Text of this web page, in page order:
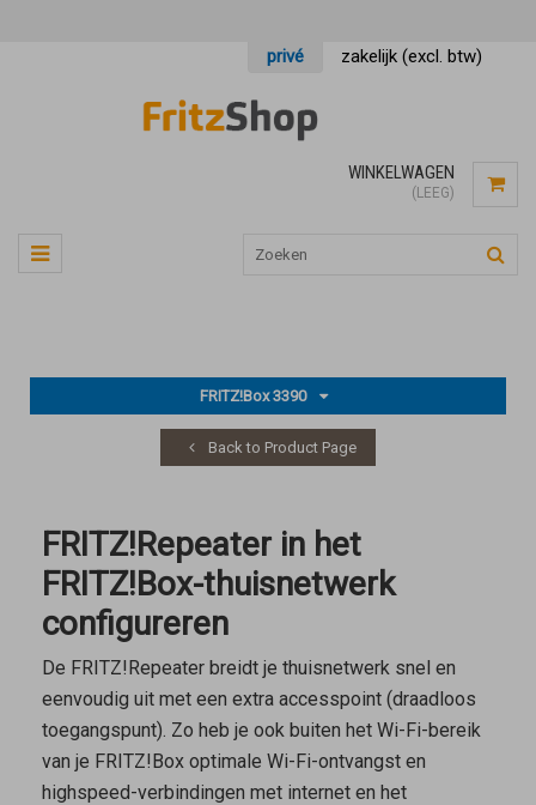
privé zakelijk (excl. btw)
WINKELWAGEN
(LEEG)
FRITZ!Box 3390
Back to Product Page
FRITZ!Repeater in het
FRITZ!Box-thuisnetwerk
configureren
De FRITZ!Repeater breidt je thuisnetwerk snel en
eenvoudig uit met een extra accesspoint (draadloos
toegangspunt). Zo heb je ook buiten het Wi-Fi-bereik
van je FRITZ!Box optimale Wi-Fi-ontvangst en
highspeed-verbindingen met internet en het